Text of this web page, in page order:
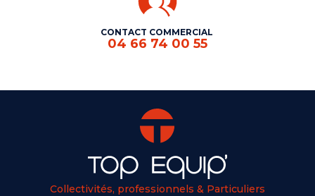
CONTACT COMMERCIAL
04 66 74 00 55
Collectivités, professionnels & Particuliers